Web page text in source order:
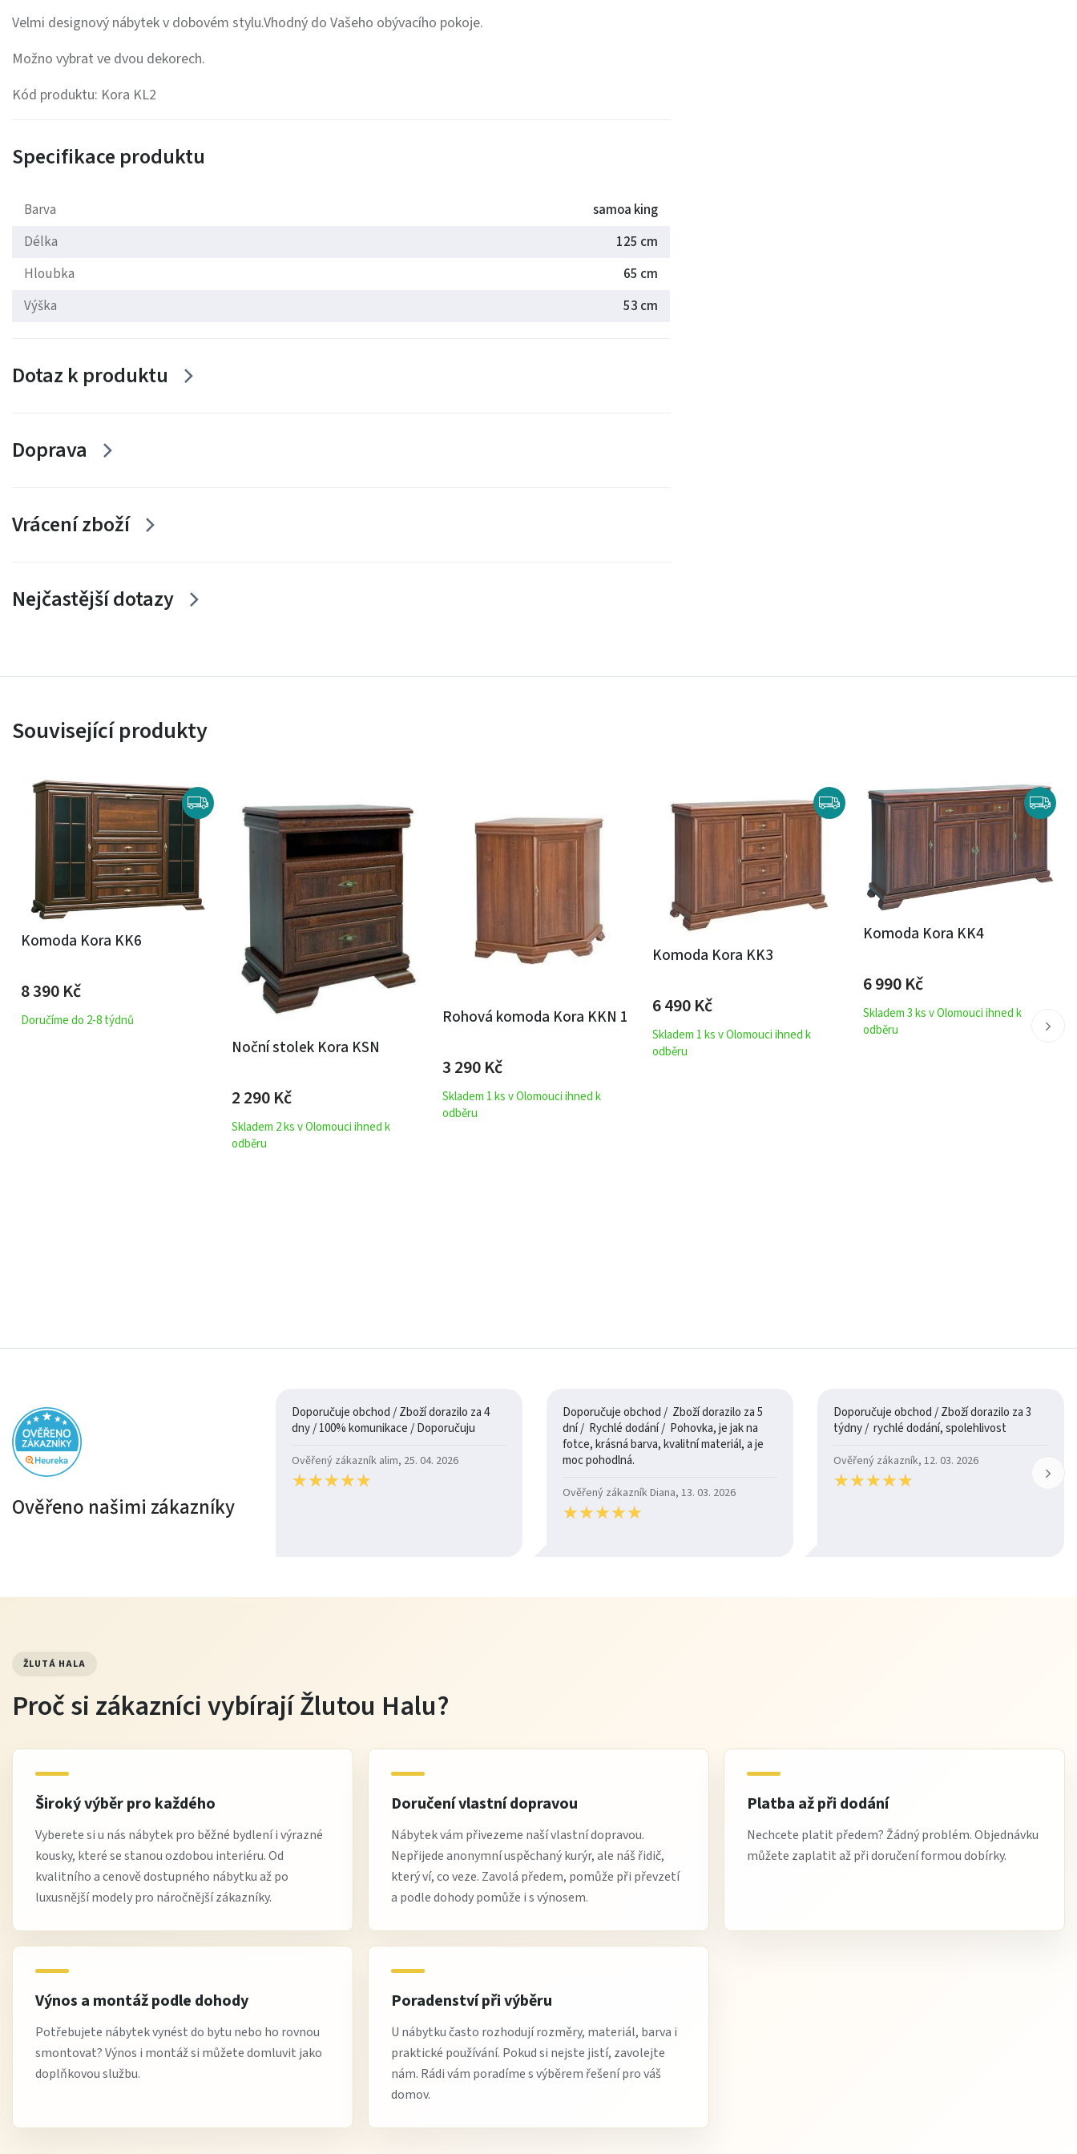
Velmi designový nábytek v dobovém stylu.Vhodný do Vašeho obývacího pokoje.
Možno vybrat ve dvou dekorech.
Kód produktu: Kora KL2
Specifikace produktu
Barva
samoa king
Délka
125 cm
Hloubka
65 cm
Výška
53 cm
Dotaz k produktu
Doprava
Vrácení zboží
Nejčastější dotazy
Související produkty
Komoda Kora KK6
8 390Kč
Doručíme do 2-8 týdnů
Noční stolek Kora KSN
2 290Kč
Skladem 2 ks v Olomouci ihned k
odběru
Rohová komoda Kora KKN 1
3 290Kč
Skladem 1 ks v Olomouci ihned k
odběru
Komoda Kora KK3
6 490Kč
Skladem 1 ks v Olomouci ihned k
odběru
Komoda Kora KK4
6 990Kč
Skladem 3 ks v Olomouci ihned k
odběru
Ověřeno našimi zákazníky
Doporučuje obchod / Zboží dorazilo za 4
dny / 100% komunikace / Doporučuju
Ověřený zákazník alim, 25. 04. 2026
★★★★★
★★★★★
Doporučuje obchod / Zboží dorazilo za 5
dní / Rychlé dodání / Pohovka, je jak na
fotce, krásná barva, kvalitní materiál, a je
moc pohodlná.
Ověřený zákazník Diana, 13. 03. 2026
★★★★★
★★★★★
Doporučuje obchod / Zboží dorazilo za 3
týdny / rychlé dodání, spolehlivost
Ověřený zákazník, 12. 03. 2026
★★★★★
★★★★★
ŽLUTÁ HALA
Proč si zákazníci vybírají Žlutou Halu?
Široký výběr pro každého
Vyberete si u nás nábytek pro běžné bydlení i výrazné
kousky, které se stanou ozdobou interiéru. Od
kvalitního a cenově dostupného nábytku až po
luxusnější modely pro náročnější zákazníky.
Doručení vlastní dopravou
Nábytek vám přivezeme naší vlastní dopravou.
Nepřijede anonymní uspěchaný kurýr, ale náš řidič,
který ví, co veze. Zavolá předem, pomůže při převzetí
a podle dohody pomůže i s výnosem.
Platba až při dodání
Nechcete platit předem? Žádný problém. Objednávku
můžete zaplatit až při doručení formou dobírky.
Výnos a montáž podle dohody
Potřebujete nábytek vynést do bytu nebo ho rovnou
smontovat? Výnos i montáž si můžete domluvit jako
doplňkovou službu.
Poradenství při výběru
U nábytku často rozhodují rozměry, materiál, barva i
praktické používání. Pokud si nejste jistí, zavolejte
nám. Rádi vám poradíme s výběrem řešení pro váš
domov.